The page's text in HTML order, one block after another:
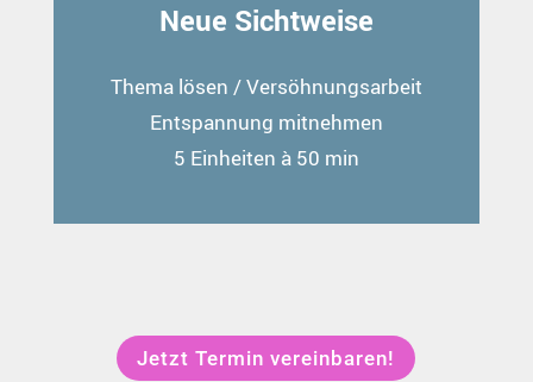
Neue Sichtweise
Thema lösen / Versöhnungsarbeit
Entspannung mitnehmen
5 Einheiten à 50 min
Jetzt Termin vereinbaren!